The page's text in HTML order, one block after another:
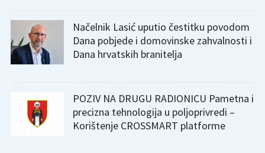
Načelnik Lasić uputio čestitku povodom
Dana pobjede i domovinske zahvalnosti i
Dana hrvatskih branitelja
POZIV NA DRUGU RADIONICU Pametna i
precizna tehnologija u poljoprivredi –
Korištenje CROSSMART platforme